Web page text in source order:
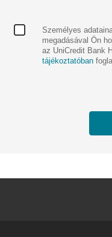
Személyes
megadásával Ön
az UniCredit Bank
tájékoztatóban